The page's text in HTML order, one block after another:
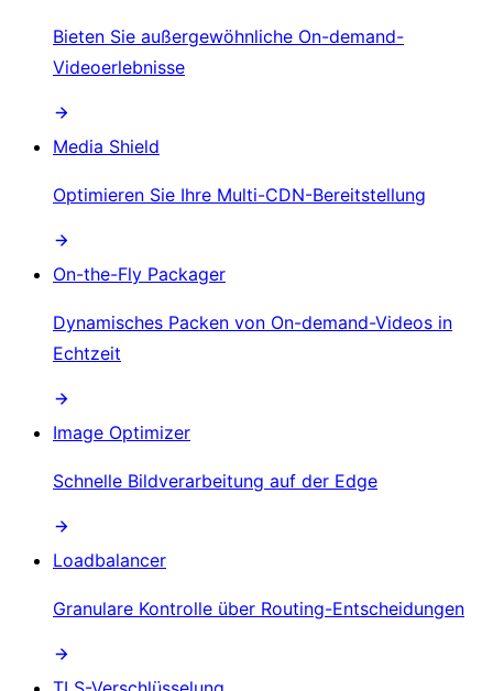
Bieten Sie außergewöhnliche On-demand-
Videoerlebnisse
Media Shield
Optimieren Sie Ihre Multi-CDN-Bereitstellung
On-the-Fly Packager
Dynamisches Packen von On-demand-Videos in
Echtzeit
Image Optimizer
Schnelle Bildverarbeitung auf der Edge
Loadbalancer
Granulare Kontrolle über Routing-Entscheidungen